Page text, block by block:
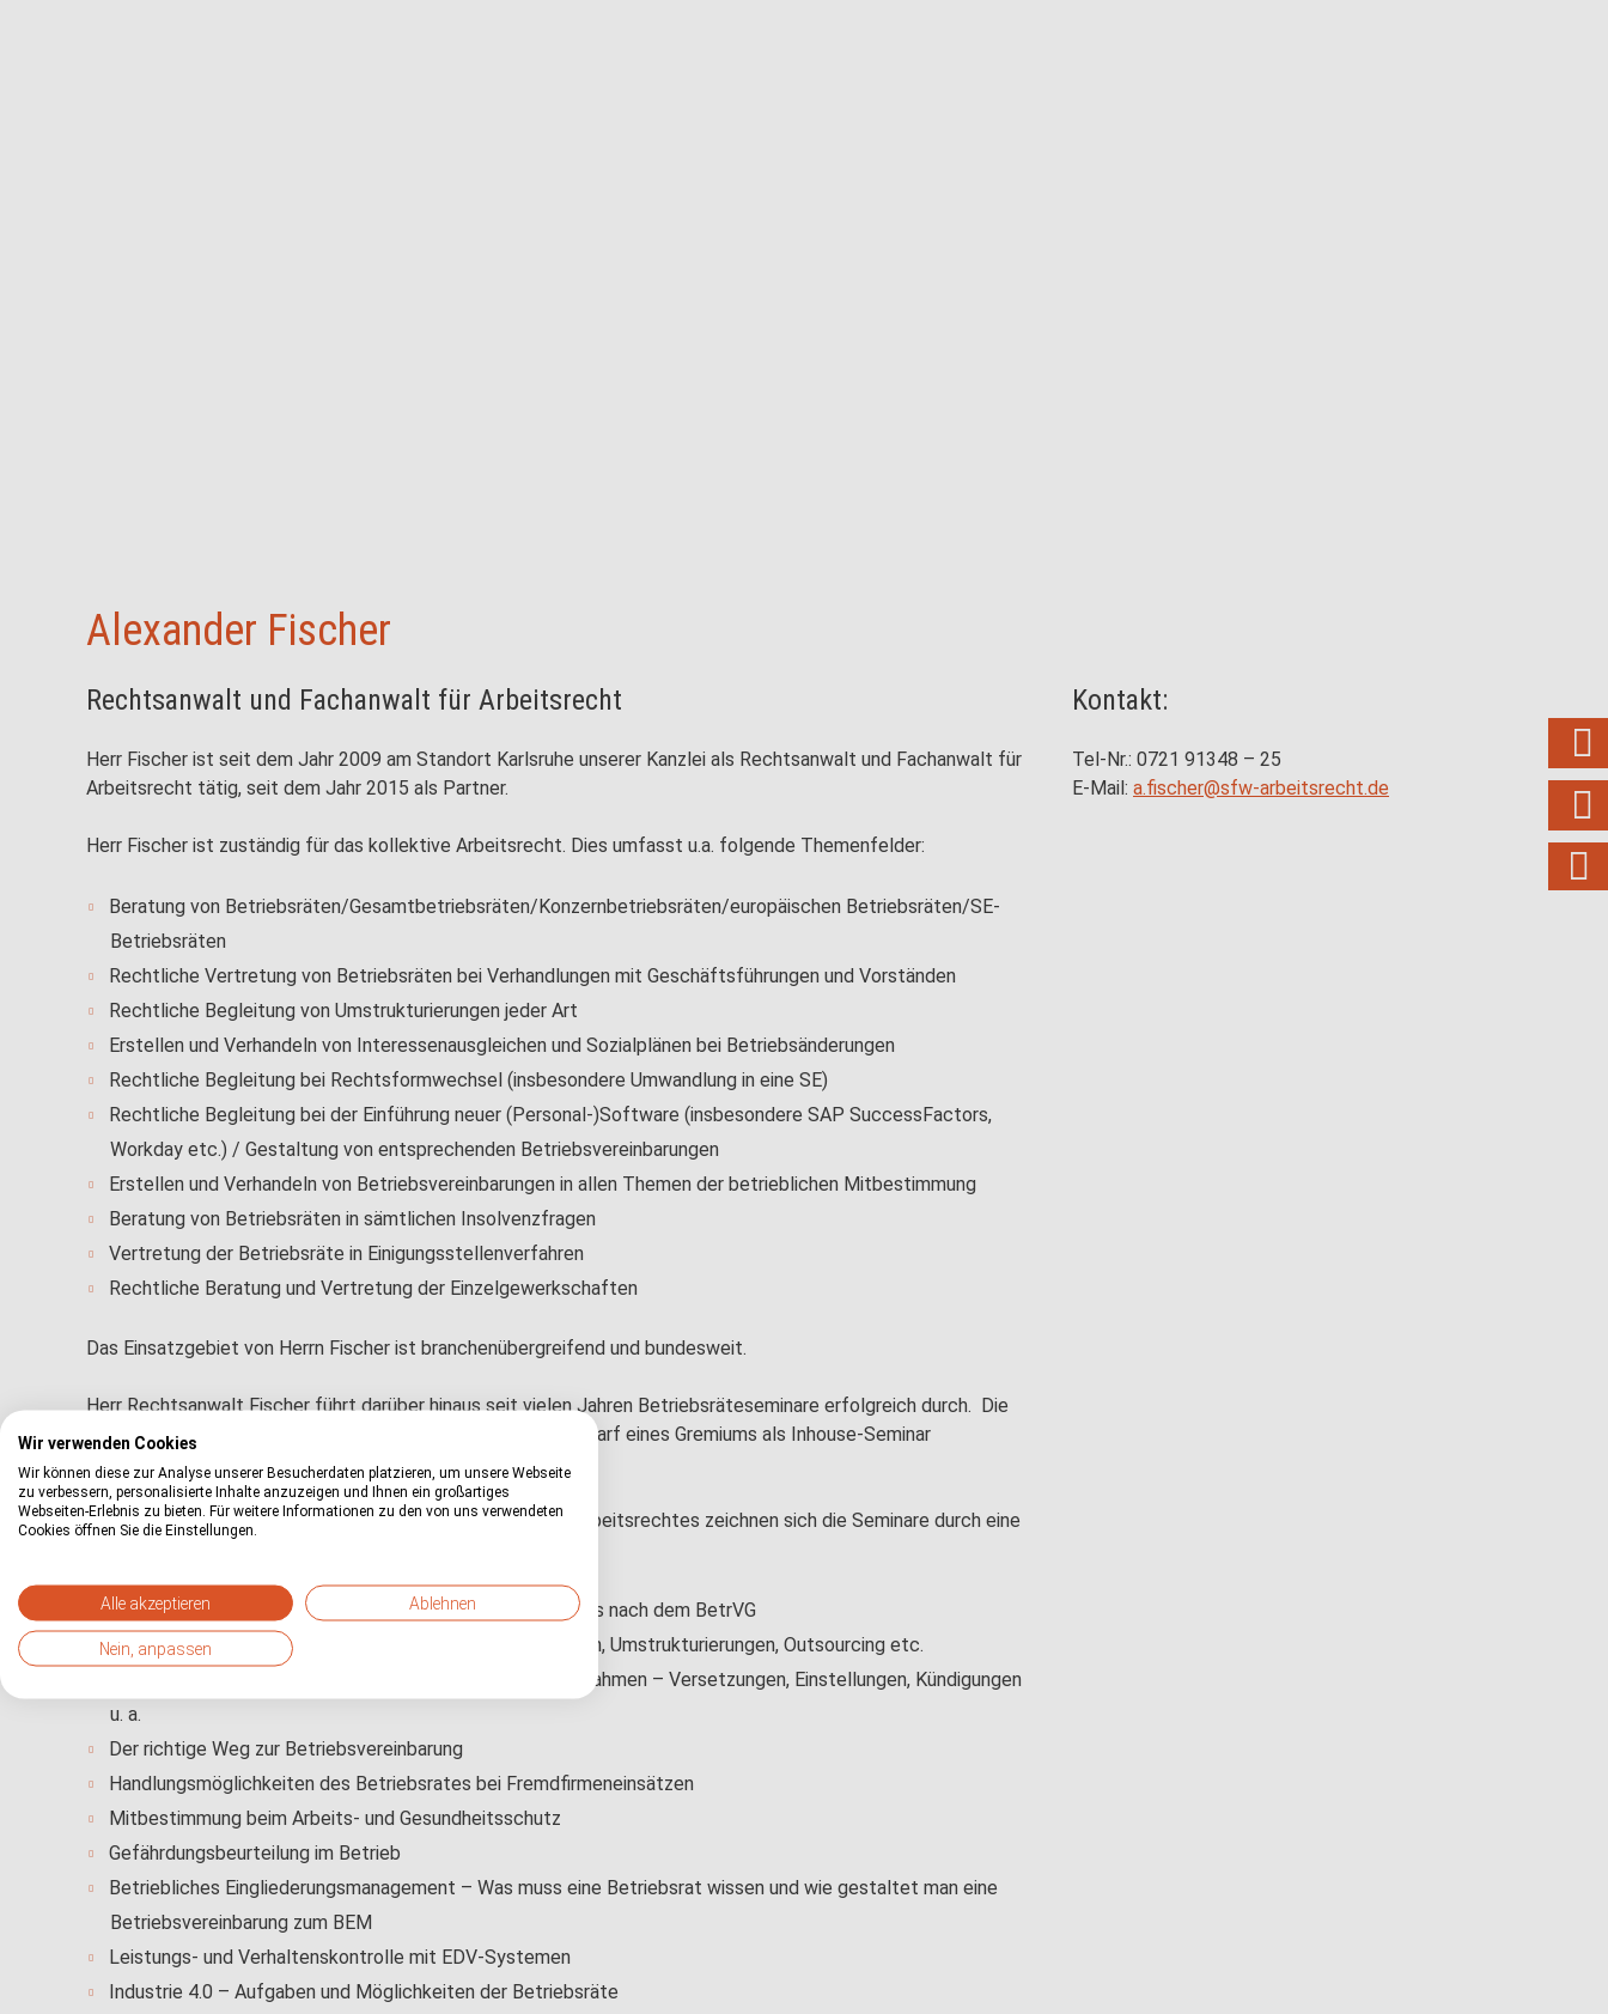
Alexander Fischer
Rechtsanwalt und Fachanwalt für Arbeitsrecht
Herr Fischer ist seit dem Jahr 2009 am Standort Karlsruhe unserer Kanzlei als Rechtsanwalt und Fachanwalt für
Arbeitsrecht tätig, seit dem Jahr 2015 als Partner.
Herr Fischer ist zuständig für das kollektive Arbeitsrecht. Dies umfasst u.a. folgende Themenfelder:
Beratung von Betriebsräten/Gesamtbetriebsräten/Konzernbetriebsräten/europäischen Betriebsräten/SE-
Betriebsräten
Rechtliche Vertretung von Betriebsräten bei Verhandlungen mit Geschäftsführungen und Vorständen
Rechtliche Begleitung von Umstrukturierungen jeder Art
Erstellen und Verhandeln von Interessenausgleichen und Sozialplänen bei Betriebsänderungen
Rechtliche Begleitung bei Rechtsformwechsel (insbesondere Umwandlung in eine SE)
Rechtliche Begleitung bei der Einführung neuer (Personal-)Software (insbesondere SAP SuccessFactors,
Workday etc.) / Gestaltung von entsprechenden Betriebsvereinbarungen
Erstellen und Verhandeln von Betriebsvereinbarungen in allen Themen der betrieblichen Mitbestimmung
Beratung von Betriebsräten in sämtlichen Insolvenzfragen
Vertretung der Betriebsräte in Einigungsstellenverfahren
Rechtliche Beratung und Vertretung der Einzelgewerkschaften
Das Einsatzgebiet von Herrn Fischer ist branchenübergreifend und bundesweit.
Herr Rechtsanwalt Fischer führt darüber hinaus seit vielen Jahren Betriebsräteseminare erfolgreich durch. Die
Seminare können hierbei auch gerne nach dem jeweiligen Bedarf eines Gremiums als Inhouse-Seminar
maßgeschneidert auf die Bedürfnisse durchgeführt werden.
Aufgrund der großen Erfahrung im Bereich des kollektiven Arbeitsrechtes zeichnen sich die Seminare durch eine
Sicherung und Durchsetzung der Rechte des Betriebsrates nach dem BetrVG
Mitbestimmung des Betriebsrates bei Betriebsänderungen, Umstrukturierungen, Outsourcing etc.
Die Rechte des Betriebsrates bei personellen Einzelmaßnahmen – Versetzungen, Einstellungen, Kündigungen
u. a.
Der richtige Weg zur Betriebsvereinbarung
Handlungsmöglichkeiten des Betriebsrates bei Fremdfirmeneinsätzen
Mitbestimmung beim Arbeits- und Gesundheitsschutz
Gefährdungsbeurteilung im Betrieb
Betriebliches Eingliederungsmanagement – Was muss eine Betriebsrat wissen und wie gestaltet man eine
Betriebsvereinbarung zum BEM
Leistungs- und Verhaltenskontrolle mit EDV-Systemen
Industrie 4.0 – Aufgaben und Möglichkeiten der Betriebsräte
Kontakt:
Tel-Nr.: 0721 91348 – 25
E-Mail: a.fischer@sfw-arbeitsrecht.de



Wir verwenden Cookies
Wir können diese zur Analyse unserer Besucherdaten platzieren, um unsere Webseite
zu verbessern, personalisierte Inhalte anzuzeigen und Ihnen ein großartiges
Webseiten-Erlebnis zu bieten. Für weitere Informationen zu den von uns verwendeten
Cookies öffnen Sie die Einstellungen.
Alle akzeptieren Ablehnen
Nein, anpassen